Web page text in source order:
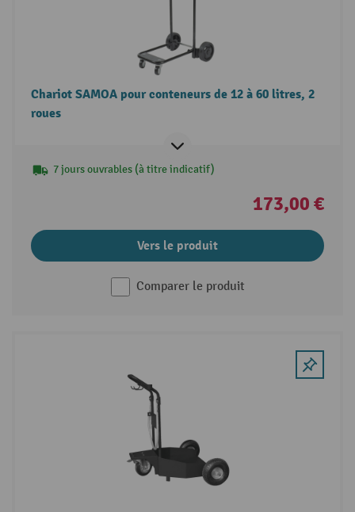
Chariot SAMOA pour conteneurs de 12 à 60 litres, 2
roues
7 jours ouvrables (à titre indicatif)
173,00 €
Vers le produit
Comparer le produit